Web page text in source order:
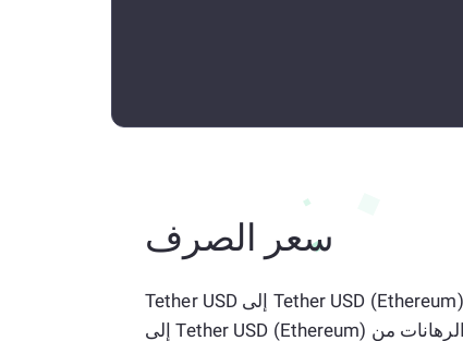
سعر الصرف
المعدل الحالي البالغ 1 Tether USD (Ethereum) إلى Tether USD
(Arbitrum One) هو 0 USDT. الرهانات من Tether USD (Ethereum) إلى